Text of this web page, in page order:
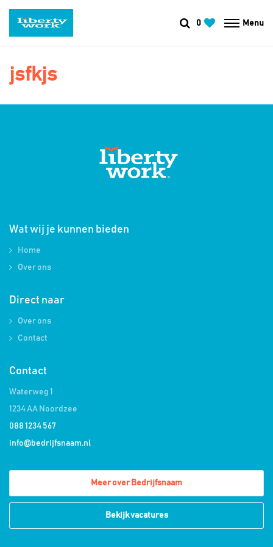
0 Menu
jsfkjs
Wat wij je kunnen bieden
Home
Over ons
Direct naar
Over ons
Contact
Contact
Waterweg 1
1234 AA Noordzee
088 1234 567
info@bedrijfsnaam.nl
Meer over Bedrijfsnaam
Bekijk vacatures